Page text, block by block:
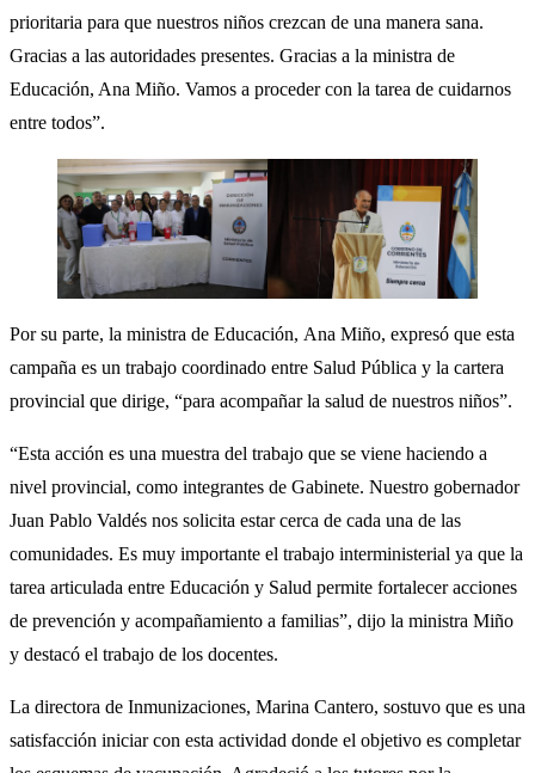
prioritaria para que nuestros niños crezcan de una manera sana.
Gracias a las autoridades presentes. Gracias a la ministra de
Educación, Ana Miño. Vamos a proceder con la tarea de cuidarnos
entre todos”.
Por su parte, la ministra de Educación, Ana Miño, expresó que esta
campaña es un trabajo coordinado entre Salud Pública y la cartera
provincial que dirige, “para acompañar la salud de nuestros niños”.
“Esta acción es una muestra del trabajo que se viene haciendo a
nivel provincial, como integrantes de Gabinete. Nuestro gobernador
Juan Pablo Valdés nos solicita estar cerca de cada una de las
comunidades. Es muy importante el trabajo interministerial ya que la
tarea articulada entre Educación y Salud permite fortalecer acciones
de prevención y acompañamiento a familias”, dijo la ministra Miño
y destacó el trabajo de los docentes.
La directora de Inmunizaciones, Marina Cantero, sostuvo que es una
satisfacción iniciar con esta actividad donde el objetivo es completar